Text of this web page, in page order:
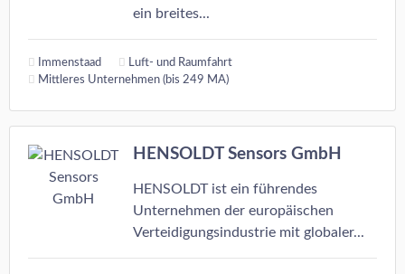
ein breites...
Immenstaad
Luft- und Raumfahrt
Mittleres Unternehmen (bis 249 MA)
HENSOLDT Sensors GmbH
HENSOLDT ist ein führendes
Unternehmen der europäischen
Verteidigungsindustrie mit globaler...